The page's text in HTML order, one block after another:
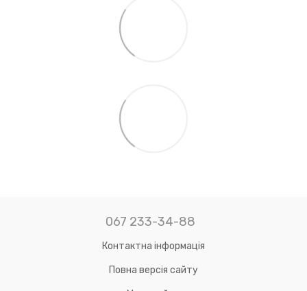
067 233-34-88
Контактна інформація
Повна версія сайту